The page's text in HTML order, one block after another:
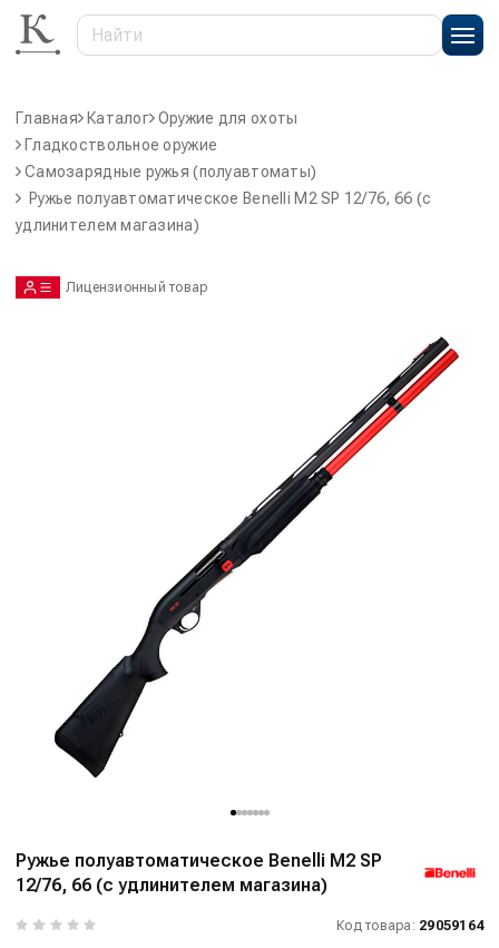
Главная Каталог Оружие для охоты
Гладкоствольное оружие
Самозарядные ружья (полуавтоматы)
Ружье полуавтоматическое Benelli M2 SP 12/76, 66 (с
удлинителем магазина)
Лицензионный товар
Ружье полуавтоматическое Benelli M2 SP
12/76, 66 (с удлинителем магазина)
Код товара: 29059164